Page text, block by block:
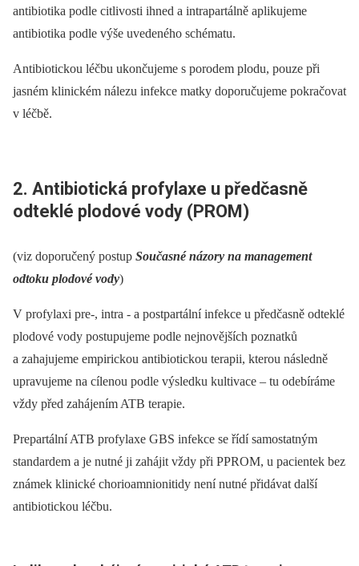
antibiotika podle citlivosti ihned a intrapartálně aplikujeme
antibiotika podle výše uvedeného schématu.
Antibiotickou léčbu ukončujeme s porodem plodu, pouze při
jasném klinickém nálezu infekce matky doporučujeme pokračovat
v léčbě.
2. Antibiotická profylaxe u předčasně
odteklé plodové vody (PROM)
(viz doporučený postup Současné názory na management
odtoku plodové vody)
V profylaxi pre-, intra -⁠ a postpartální infekce u předčasně odteklé
plodové vody postupujeme podle nejnovějších poznatků
a zahajujeme empirickou antibiotickou terapii, kterou následně
upravujeme na cílenou podle výsledku kultivace –⁠ tu odebíráme
vždy před zahájením ATB terapie.
Prepartální ATB profylaxe GBS infekce se řídí samostatným
standardem a je nutné ji zahájit vždy při PPROM, u pacientek bez
známek klinické chorioamnionitidy není nutné přidávat další
antibiotickou léčbu.